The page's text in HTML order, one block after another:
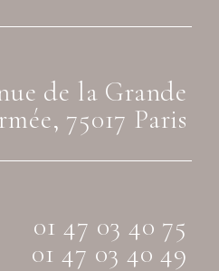
de la Grande
75017 Paris
01 47 03 40 75
01 47 03 40 49